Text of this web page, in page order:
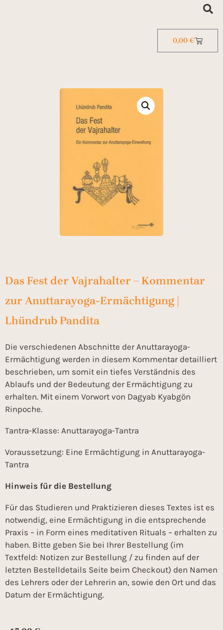
0,00€
Das Fest der Vajrahalter – Kommentar
zur Anuttarayoga-Ermächtigung |
Lhündrub Pandita
Die verschiedenen Abschnitte der Anuttarayoga-
Ermächtigung werden in diesem Kommentar detailliert
beschrieben, um somit ein tiefes Verständnis des
Ablaufs und der Bedeutung der Ermächtigung zu
erhalten. Mit einem Vorwort von Dagyab Kyabgön
Rinpoche.
Tantra-Klasse: Anuttarayoga-Tantra
Voraussetzung: Eine Ermächtigung in Anuttarayoga-
Tantra
Hinweis für die Bestellung
Für das Studieren und Praktizieren dieses Textes ist es
notwendig, eine Ermächtigung in die entsprechende
Praxis – in Form eines meditativen Rituals – erhalten zu
haben. Bitte geben Sie bei Ihrer Bestellung (im
Textfeld: Notizen zur Bestellung / zu finden auf der
letzten Bestelldetails Seite beim Checkout) den Namen
des Lehrers oder der Lehrerin an, sowie den Ort und das
Datum der Ermächtigung.